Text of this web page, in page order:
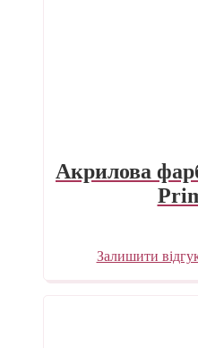
Акрилова
Залишити